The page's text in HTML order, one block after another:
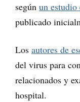
según un
publicado
Los autores de
del virus para
relacionados y
hospital.